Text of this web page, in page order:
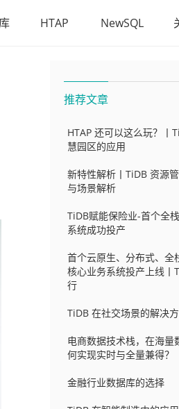
HTAP NewSQL
推荐文章
HTAP 还可以这么玩？丨
慧园区的应用
新特性解析丨TiDB 资源
与场景解析
TiDB赋能保险业-首个全
系统成功投产
首个云原生、分布式、全
核心业务系统投产上线丨
行
TiDB 在社交场景的解决
电商数据技术栈，在海量
何实现实时与全量兼得？
金融行业数据库的选择